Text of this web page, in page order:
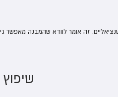
זה אומר לוודא שהמבנה מאפשר